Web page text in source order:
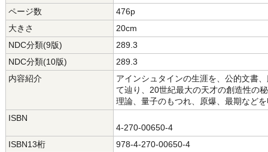
ページ数
476p
大きさ
20cm
NDC分類(9版)
289.3
NDC分類(10版)
289.3
内容紹介
アインシュタインの生涯を、公的文書
て辿り、20世紀最大の天才の創造性の
理論、量子のもつれ、原爆、最期など
ISBN
4-270-00650-4
ISBN13桁
978-4-270-00650-4